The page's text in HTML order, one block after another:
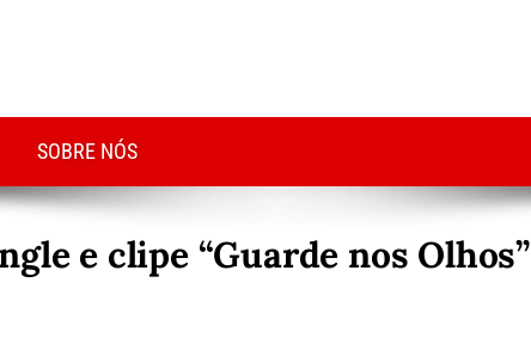
SOBRE NÓS
e clipe “Guarde nos Olhos”